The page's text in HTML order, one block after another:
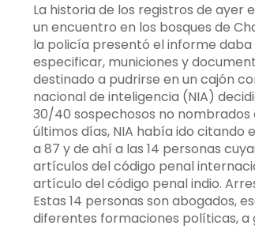
La historia de los registros de ayer
un encuentro en los bosques de
la policía presentó el informe daba
especificar, municiones y
destinado a pudrirse en un cajón
nacional de inteligencia (NIA)
30/40 sospechosos no
últimos días, NIA había ido citando
a 87 y de ahí a las 14 personas
artículos del código penal
artículo del código penal indio.
Estas 14 personas son abogados,
diferentes formaciones políticas, a